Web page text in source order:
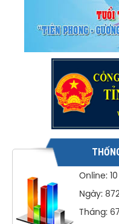
Online: 10
Ngày:
Tháng: